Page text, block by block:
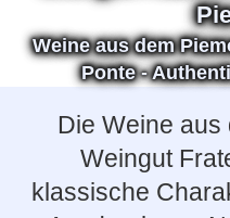
Weine aus dem
Ponte -
Die Weine aus
Weingut
klassische